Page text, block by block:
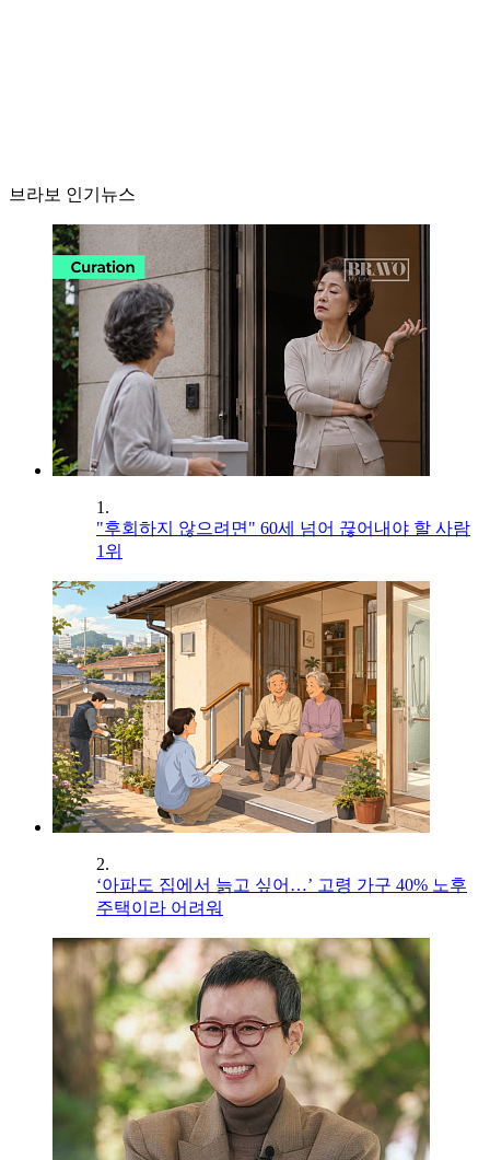
브라보 인기뉴스
1.
"후회하지 않으려면" 60세 넘어 끊어내야 할 사람
1위
2.
‘아파도 집에서 늙고 싶어…’ 고령 가구 40% 노후
주택이라 어려워